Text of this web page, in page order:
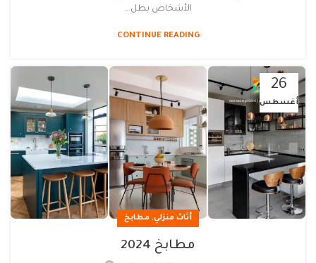
الأشخاص بطل...
CONTINUE READING
26
أغسطس
أثاث منزلي, مطابخ
مطابخ 2024